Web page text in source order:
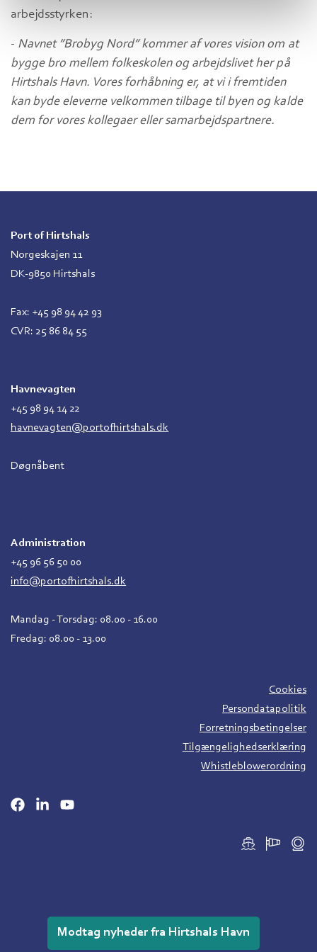
arbejdsstyrken:
- Navnet ”Brobyg Nord” kommer af vores vision om at
bygge bro mellem folkeskolen og arbejdslivet her på
Hirtshals Havn. Vores forhåbning er, at vi i fremtiden
kan byde eleverne velkommen tilbage til byen og kalde
dem for vores kollegaer eller samarbejdspartnere.
Port of Hirtshals
Norgeskajen 11
DK-9850 Hirtshals
Fax: +45 98 94 42 93
CVR: 25 86 84 55
Havnevagten
+45 98 94 14 22
havnevagten@portofhirtshals.dk
Døgnåbent
Administration
+45 96 56 50 00
info@portofhirtshals.dk
Mandag - Torsdag: 08.00 - 16.00
Fredag: 08.00 - 13.00
Cookies
Persondatapolitik
Forretningsbetingelser
Tilgængelighedserklæring
Whistleblowerordning
Modtag nyheder fra Hirtshals Havn